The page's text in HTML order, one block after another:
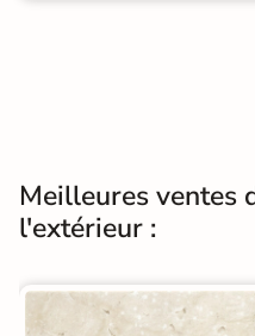
Meilleures ventes
l'extérieur :